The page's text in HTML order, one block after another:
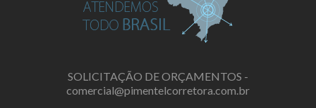
SOLICITAÇÃO DE ORÇAMENTOS -
comercial@pimentelcorretora.com.br